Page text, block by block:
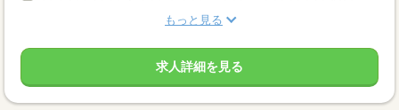
もっと見る
求人詳細を見る